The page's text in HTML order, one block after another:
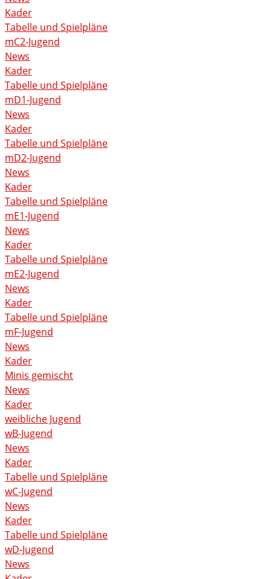
Kader
Tabelle und Spielpläne
mC2-Jugend
News
Kader
Tabelle und Spielpläne
mD1-Jugend
News
Kader
Tabelle und Spielpläne
mD2-Jugend
News
Kader
Tabelle und Spielpläne
mE1-Jugend
News
Kader
Tabelle und Spielpläne
mE2-Jugend
News
Kader
Tabelle und Spielpläne
mF-Jugend
News
Kader
Minis gemischt
News
Kader
weibliche Jugend
wB-Jugend
News
Kader
Tabelle und Spielpläne
wC-Jugend
News
Kader
Tabelle und Spielpläne
wD-Jugend
News